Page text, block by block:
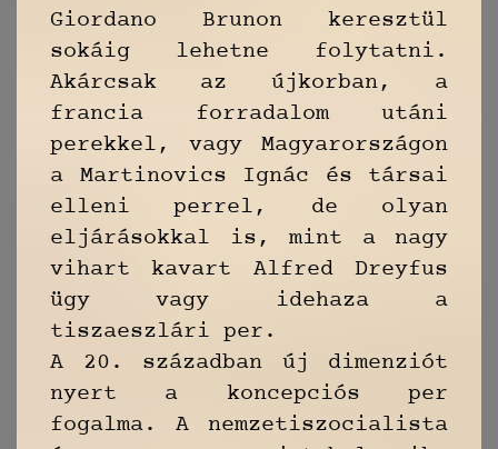
Giordano Brunon keresztül
sokáig lehetne folytatni.
Akárcsak az újkorban, a
francia forradalom utáni
perekkel, vagy Magyarországon
a Martinovics Ignác és társai
elleni perrel, de olyan
eljárásokkal is, mint a nagy
vihart kavart Alfred Dreyfus
ügy vagy idehaza a
tiszaeszlári per.
A 20. században új dimenziót
nyert a koncepciós per
fogalma. A nemzetiszocialista